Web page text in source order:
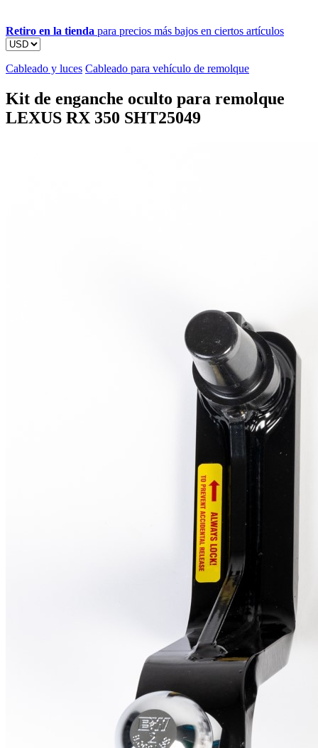
Retiro en la tienda para precios más bajos en ciertos artículos
Cableado y luces Cableado para vehículo de remolque
Kit de enganche oculto para remolque
LEXUS RX 350 SHT25049